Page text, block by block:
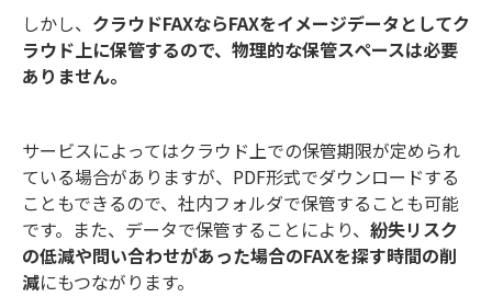
しかし、 クラウドFAXならFAXをイメージデータとしてク
ラウド上に保管するので、物理的な保管スペースは必要
ありません。
サービスによってはクラウド上での保管期限が定められ
ている場合がありますが、PDF形式でダウンロードする
こともできるので、社内フォルダで保管することも可能
です。 また、データで保管することにより、 紛失リスク
の低減や問い合わせがあった場合のFAXを探す時間の削
減にもつながります。